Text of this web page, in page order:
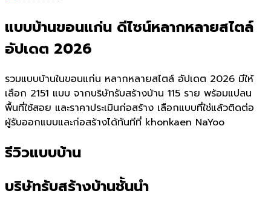
แบบบ้านขอนแก่น ดีไซน์หลากหลายสไตล์
อัปเดต 2026
รวมแบบบ้านในขอนแก่น หลากหลายสไตล์ อัปเดต 2026 มีให้
เลือก 2151 แบบ จากบริษัทรับสร้างบ้าน 115 ราย พร้อมแปลน
พื้นที่ใช้สอย และราคาประเมินก่อสร้าง เลือกแบบที่ใช่แล้วติดต่อ
ผู้รับออกแบบและก่อสร้างได้ทันทีที่ khonkaen NaYoo
รีวิวแบบบ้าน
บริษัทรับสร้างบ้านชั้นนำ